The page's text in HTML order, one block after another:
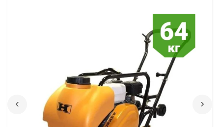
‹ ›